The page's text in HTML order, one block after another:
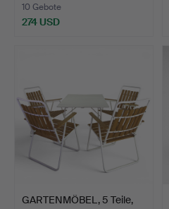
10 Gebote
274 USD
GARTENMÖBEL, 5 Teile,